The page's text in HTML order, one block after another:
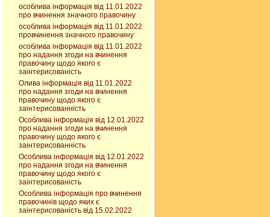
особлива інформація від 11.01.2022
про вчинення значного правочину
особлива інформація від 11.01.2022
провчинення значного правочину
особлива інформація від 11.01.2022
про надання згоди на вчинення
правочину щодо якого є
заінтерисованість
Олива інформація від 11.01.2022
про надання згоди на вчинення
правочину щодо якого є
заінтерисованність
Особлива інформація від 12.01.2022
про надання згоди на вчинення
правочину щодо якого є
заінтерисованність
Особлива інформація від 12.01.2022
про надання згоди на вчинення
правочину щодо якого є
заінтерисованість
Особлива інформація про вчинення
правочинів щодо яких є
заінтерисованість від 15.02.2022